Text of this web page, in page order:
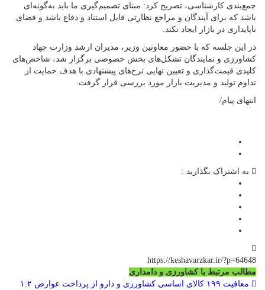
جمع‌بندی کارشناسی، تصریح کرد: مبنای تصمیم‌گیری ما باید به‌گونه‌ای
باشد که برای آیندگان و مراجع نظارتی قابل استناد و دفاع باشد و فضای
ناپایداری در بازار ایجاد نکند.
در این جلسه که با حضور معاونین وزیر، مدیران ارشد وزارت جهاد
کشاورزی و نمایندگان تشکل‌های بخش خصوصی برگزار شد، شاخص‌های
کلیدی قیمت‌گذاری و تعیین نهایی نرخ‌های پیشنهادی با هدف حمایت از
تداوم تولید و مدیریت بازار مورد بررسی قرار گرفت.
انتهای پیام/
به اشتراک بگذارید :
https://keshavarzkar.ir/?p=64648
مطالب مرتبط با کشاورزی و دامداری
معافیت ۱۹۹ کالای اساسی کشاورزی و دارو از پرداخت عوارض ۱.۲